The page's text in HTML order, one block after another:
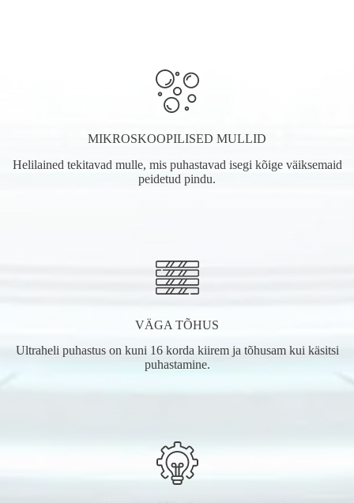
MIKROSKOOPILISED MULLID
Helilained tekitavad mulle, mis puhastavad isegi kõige väiksemaid
peidetud pindu.
VÄGA TÕHUS
Ultraheli puhastus on kuni 16 korda kiirem ja tõhusam kui käsitsi
puhastamine.